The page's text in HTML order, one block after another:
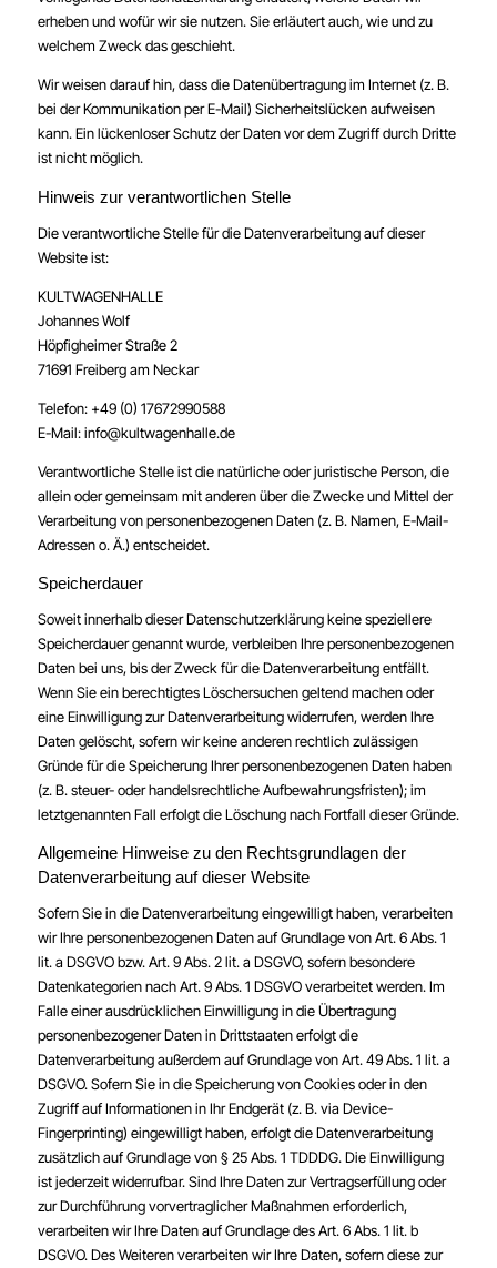
erheben und wofür wir sie nutzen. Sie erläutert auch, wie und zu
welchem Zweck das geschieht.
Wir weisen darauf hin, dass die Datenübertragung im Internet (z. B.
bei der Kommunikation per E-Mail) Sicherheitslücken aufweisen
kann. Ein lückenloser Schutz der Daten vor dem Zugriff durch Dritte
ist nicht möglich.
Hinweis zur verantwortlichen Stelle
Die verantwortliche Stelle für die Datenverarbeitung auf dieser
Website ist:
KULTWAGENHALLE
Johannes Wolf
Höpfigheimer Straße 2
71691 Freiberg am Neckar
Telefon: +49 (0) 17672990588
E-Mail: info@kultwagenhalle.de
Verantwortliche Stelle ist die natürliche oder juristische Person, die
allein oder gemeinsam mit anderen über die Zwecke und Mittel der
Verarbeitung von personenbezogenen Daten (z. B. Namen, E-Mail-
Adressen o. Ä.) entscheidet.
Speicherdauer
Soweit innerhalb dieser Datenschutzerklärung keine speziellere
Speicherdauer genannt wurde, verbleiben Ihre personenbezogenen
Daten bei uns, bis der Zweck für die Datenverarbeitung entfällt.
Wenn Sie ein berechtigtes Löschersuchen geltend machen oder
eine Einwilligung zur Datenverarbeitung widerrufen, werden Ihre
Daten gelöscht, sofern wir keine anderen rechtlich zulässigen
Gründe für die Speicherung Ihrer personenbezogenen Daten haben
(z. B. steuer- oder handelsrechtliche Aufbewahrungsfristen); im
letztgenannten Fall erfolgt die Löschung nach Fortfall dieser Gründe.
Allgemeine Hinweise zu den Rechtsgrundlagen der
Datenverarbeitung auf dieser Website
Sofern Sie in die Datenverarbeitung eingewilligt haben, verarbeiten
wir Ihre personenbezogenen Daten auf Grundlage von Art. 6 Abs. 1
lit. a DSGVO bzw. Art. 9 Abs. 2 lit. a DSGVO, sofern besondere
Datenkategorien nach Art. 9 Abs. 1 DSGVO verarbeitet werden. Im
Falle einer ausdrücklichen Einwilligung in die Übertragung
personenbezogener Daten in Drittstaaten erfolgt die
Datenverarbeitung außerdem auf Grundlage von Art. 49 Abs. 1 lit. a
DSGVO. Sofern Sie in die Speicherung von Cookies oder in den
Zugriff auf Informationen in Ihr Endgerät (z. B. via Device-
Fingerprinting) eingewilligt haben, erfolgt die Datenverarbeitung
zusätzlich auf Grundlage von § 25 Abs. 1 TDDDG. Die Einwilligung
ist jederzeit widerrufbar. Sind Ihre Daten zur Vertragserfüllung oder
zur Durchführung vorvertraglicher Maßnahmen erforderlich,
verarbeiten wir Ihre Daten auf Grundlage des Art. 6 Abs. 1 lit. b
DSGVO. Des Weiteren verarbeiten wir Ihre Daten, sofern diese zur